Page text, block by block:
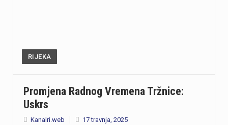
RIJEKA
Promjena Radnog Vremena Tržnice:
Uskrs
Kanalri.web 17 travnja, 2025